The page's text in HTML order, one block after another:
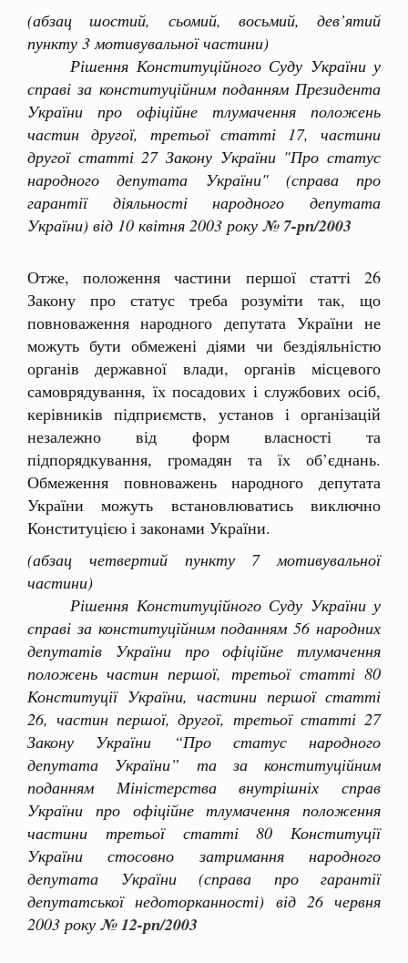
(абзац шостий, сьомий, восьмий, дев’ятий
пункту 3 мотивувальної частини)
Рішення Конституційного Суду України у
справі за конституційним поданням Президента
України про офіційне тлумачення положень
частин другої, третьої статті 17, частини
другої статті 27 Закону України "Про статус
народного депутата України" (справа про
гарантії діяльності народного депутата
України) від 10 квітня 2003 року № 7-рп/2003
Отже, положення частини першої статті 26
Закону про статус треба розуміти так, що
повноваження народного депутата України не
можуть бути обмежені діями чи бездіяльністю
органів державної влади, органів місцевого
самоврядування, їх посадових і службових осіб,
керівників підприємств, установ і організацій
незалежно від форм власності та
підпорядкування, громадян та їх об’єднань.
Обмеження повноважень народного депутата
України можуть встановлюватись виключно
Конституцією і законами України.
(абзац четвертий пункту 7 мотивувальної
частини)
Рішення Конституційного Суду України у
справі за конституційним поданням 56 народних
депутатів України про офіційне тлумачення
положень частин першої, третьої статті 80
Конституції України, частини першої статті
26, частин першої, другої, третьої статті 27
Закону України “Про статус народного
депутата України” та за конституційним
поданням Міністерства внутрішніх справ
України про офіційне тлумачення положення
частини третьої статті 80 Конституції
України стосовно затримання народного
депутата України (справа про гарантії
депутатської недоторканності) від 26 червня
2003 року № 12-рп/2003